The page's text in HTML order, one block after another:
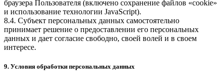
браузера Пользователя (включено сохранение файлов «cookie»
и использование технологии JavaScript).
8.4. Субъект персональных данных самостоятельно
принимает решение о предоставлении его персональных
данных и дает согласие свободно, своей волей и в своем
интересе.
9. Условия обработки персональных данных